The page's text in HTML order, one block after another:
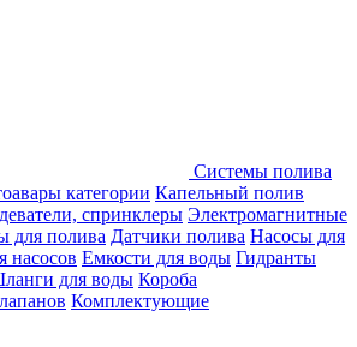
Системы полива
категории Капельный полив
спринклеры Электромагнитные
для полива Датчики полива Насосы для
насосов Емкости для воды Гидранты
для воды Короба
Комплектующие